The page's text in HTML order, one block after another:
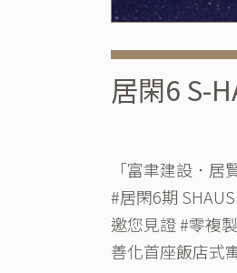
居閑6 S-
「富聿建設．
#居閑6期
邀您見證 #零複
善化首座飯店式